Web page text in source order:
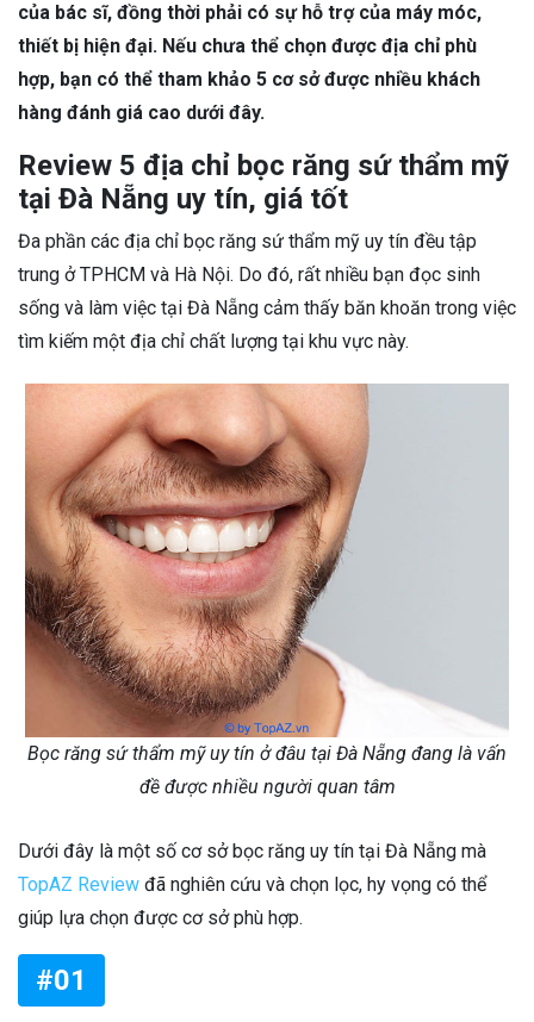
của bác sĩ, đồng thời phải có sự hỗ trợ của máy móc,
thiết bị hiện đại. Nếu chưa thể chọn được địa chỉ phù
hợp, bạn có thể tham khảo 5 cơ sở được nhiều khách
hàng đánh giá cao dưới đây.
Review 5 địa chỉ bọc răng sứ thẩm mỹ
tại Đà Nẵng uy tín, giá tốt
Đa phần các địa chỉ bọc răng sứ thẩm mỹ uy tín đều tập
trung ở TPHCM và Hà Nội. Do đó, rất nhiều bạn đọc sinh
sống và làm việc tại Đà Nẵng cảm thấy băn khoăn trong việc
tìm kiếm một địa chỉ chất lượng tại khu vực này.
Bọc răng sứ thẩm mỹ uy tín ở đâu tại Đà Nẵng đang là vấn
đề được nhiều người quan tâm
Dưới đây là một số cơ sở bọc răng uy tín tại Đà Nẵng mà
TopAZ Review đã nghiên cứu và chọn lọc, hy vọng có thể
giúp lựa chọn được cơ sở phù hợp.
#01